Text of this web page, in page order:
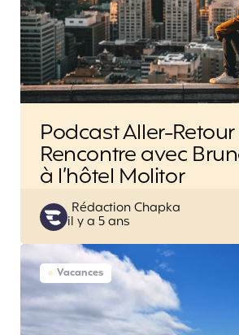
Podcast Aller-Retour
Rencontre avec
à l’hôtel Molitor
Posted
by
Rédaction Chapka
il y a 5 ans
Vacances